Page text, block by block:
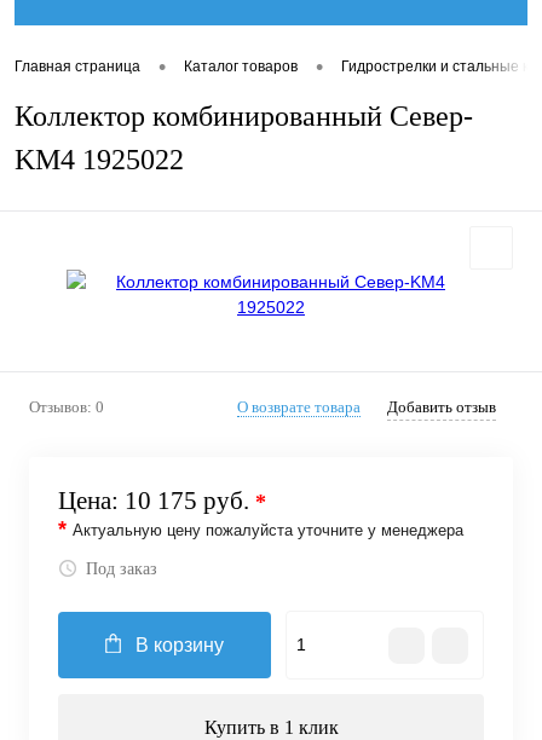
Главная страница • Каталог товаров • Гидрострелки и стальные
Коллектор комбинированный Север-
KM4 1925022
Отзывов: 0 О возврате товара Добавить отзыв
Цена: 10 175 руб. *
* Актуальную цену пожалуйста уточните у менеджера
Под заказ
В корзину
Купить в 1 клик